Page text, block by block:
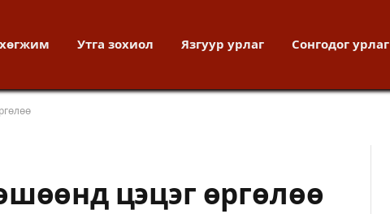
Утга зохиол Язгуур урлаг Сонгодог урлаг
цэцэг өргөлөө